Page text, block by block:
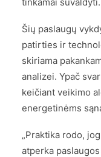
Šių paslaugų
patirties ir
skiriama
analizei. Ypač
keičiant veikimo
energetinėms
„Praktika rodo,
atperka